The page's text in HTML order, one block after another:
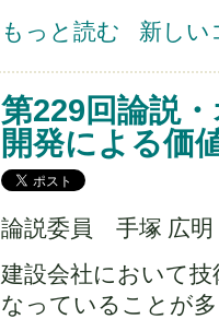
第229回論説・オピニオン(2) 新自
もっと読む 新しい
第229回論説
開発による価
論説委員 手塚 広明
建設会社において技
なっていることが